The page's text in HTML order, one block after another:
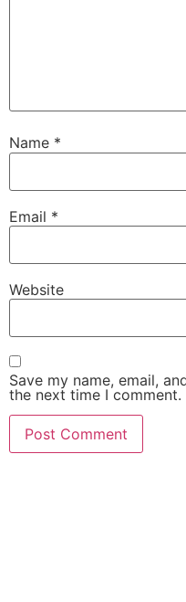
Name *
Email *
Website
Save my name, email,
the next time I comment.